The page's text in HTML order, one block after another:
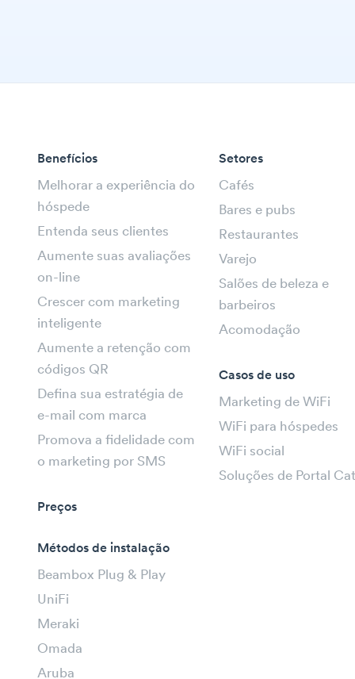
Benefícios
Melhorar a experiência do
hóspede
Entenda seus clientes
Aumente suas avaliações
on-line
Crescer com marketing
inteligente
Aumente a retenção com
códigos QR
Defina sua estratégia de
e-mail com marca
Promova a fidelidade com
o marketing por SMS
Preços
Métodos de instalação
Beambox Plug & Play
UniFi
Meraki
Omada
Aruba
Setores
Cafés
Bares e pubs
Restaurantes
Varejo
Salões de beleza e
barbeiros
Acomodação
Casos de uso
Marketing de WiFi
WiFi para hóspedes
WiFi social
Soluções de Portal